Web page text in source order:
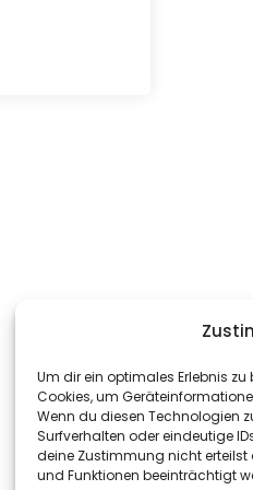
Um dir ein optimales Erlebnis
Cookies, um
Wenn du diesen Technologien
Surfverhalten oder eindeutige
deine Zustimmung nicht erteilst
und Funktionen beeinträchtigt